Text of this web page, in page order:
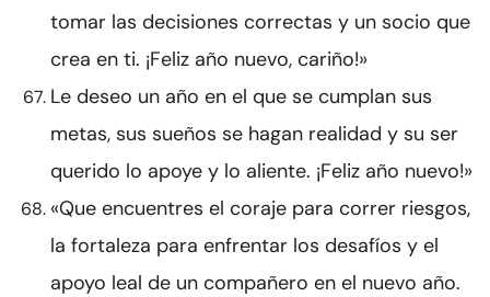
tomar las decisiones correctas y un socio que
crea en ti. ¡Feliz año nuevo, cariño!»
Le deseo un año en el que se cumplan sus
metas, sus sueños se hagan realidad y su ser
querido lo apoye y lo aliente. ¡Feliz año nuevo!»
«Que encuentres el coraje para correr riesgos,
la fortaleza para enfrentar los desafíos y el
apoyo leal de un compañero en el nuevo año.